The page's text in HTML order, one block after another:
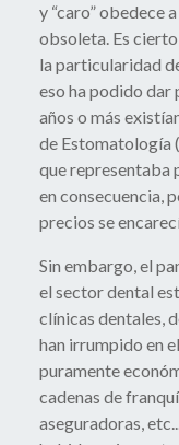
y “caro” obedece
obsoleta. Es
la particularidad
eso ha podido dar
años o más
de Estomatología
que representaba
en consecuencia,
precios se
Sin embargo, el
el sector dental
clínicas dentales,
han irrumpido en
puramente
cadenas de
aseguradoras,